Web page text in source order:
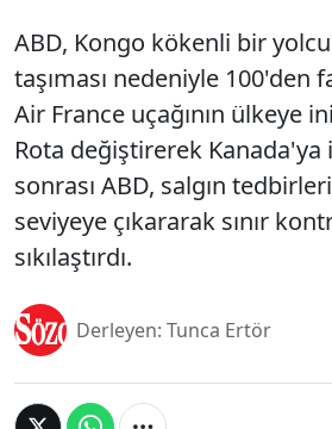
ABD, Kongo kökenli bir
taşıması nedeniyle 100'den
Air France uçağının ülkeye
Rota değiştirerek Kanada'ya
sonrası ABD, salgın
seviyeye çıkararak sınır
sıkılaştırdı.
Derleyen: Tunca Ertör